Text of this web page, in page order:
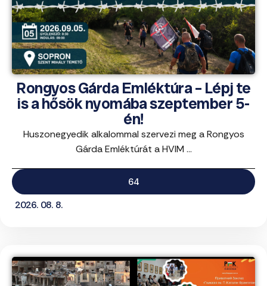
Rongyos Gárda Emléktúra – Lépj te
is a hősök nyomába szeptember 5-
én!
Huszonegyedik alkalommal szervezi meg a Rongyos
Gárda Emléktúrát a HVIM ...
64
2026. 08. 8.